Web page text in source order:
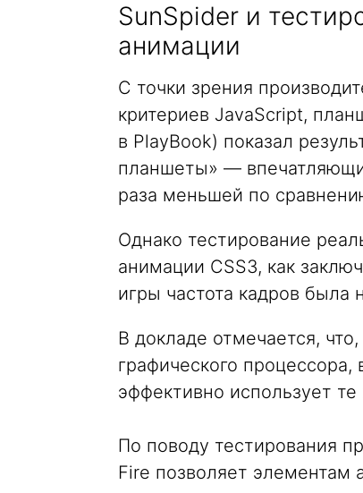
SunSpider и
анимации
С точки зрения
критериев JavaScript,
в PlayBook) показал
планшеты» —
раза меньшей по
Однако тестирование
анимации CSS3, как
игры частота кадров была
В докладе отмечается,
графического
эффективно использует
По поводу тестирования
Fire позволяет элементам